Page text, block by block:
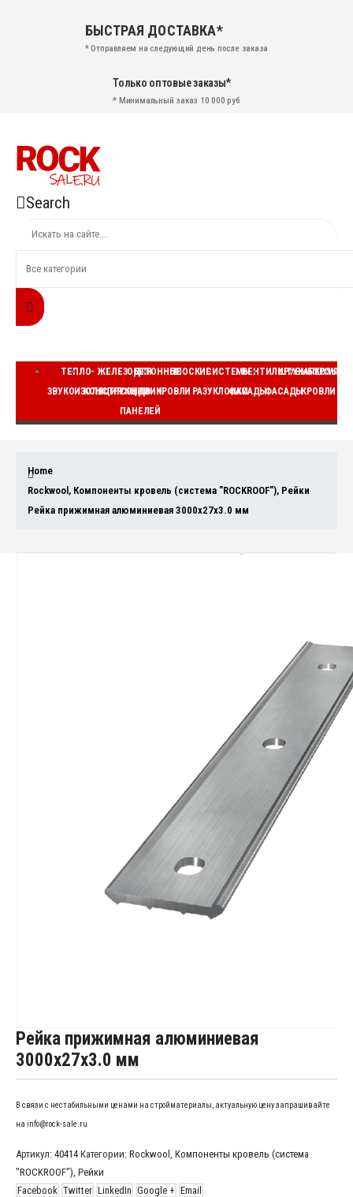
БЫСТРАЯ ДОСТАВКА*
* Отправляем на следующий день после заказа
Только оптовые заказы*
* Минимальный заказ 10 000 руб
Search
ТЕПЛО-
ЗВУКОИЗОЛЯЦИЯ
ЖЕЛЕЗОБЕТОННЫЕ
КОНСТРУКЦИИ
ДЛЯ
СЭНДВИЧ
ПАНЕЛЕЙ
ПЛОСКИЕ
КРОВЛИ
СИСТЕМЫ
РАЗУКЛОНКИ
ВЕНТИЛИРУЕМЫЕ
ФАСАДЫ
ШТУКАТУРНЫЕ
ФАСАДЫКРОВЛИ
Home
Rockwool , Компоненты кровель (система "ROCKROOF"), Рейки
Рейка прижимная алюминиевая 3000х27х3.0 мм
Рейка прижимная алюминиевая
3000х27х3.0 мм
В связи с нестабильными ценами на стройматериалы, актуальную цену запрашивайте
на info@rock-sale.ru
Артикул: 40414 Категории: Rockwool Компоненты кровель (система
"ROCKROOF") Рейки
Facebook Twitter LinkedIn Google + Email